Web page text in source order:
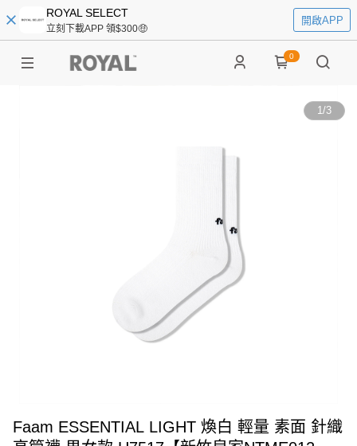
ROYAL SELECT
立刻下載APP 領$300🤑
開啟APP
0
1/3
Faam ESSENTIAL LIGHT 煥白 輕量 素面 針織